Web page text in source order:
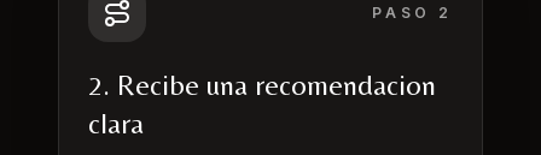
PASO 2
2. Recibe una recomendacion
clara